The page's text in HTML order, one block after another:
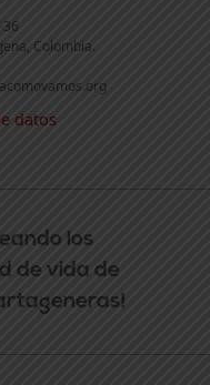
Colombia.
datos
los
de vida de